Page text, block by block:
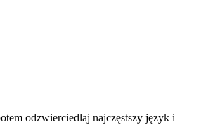
odzwierciedlaj najczęstszy język i